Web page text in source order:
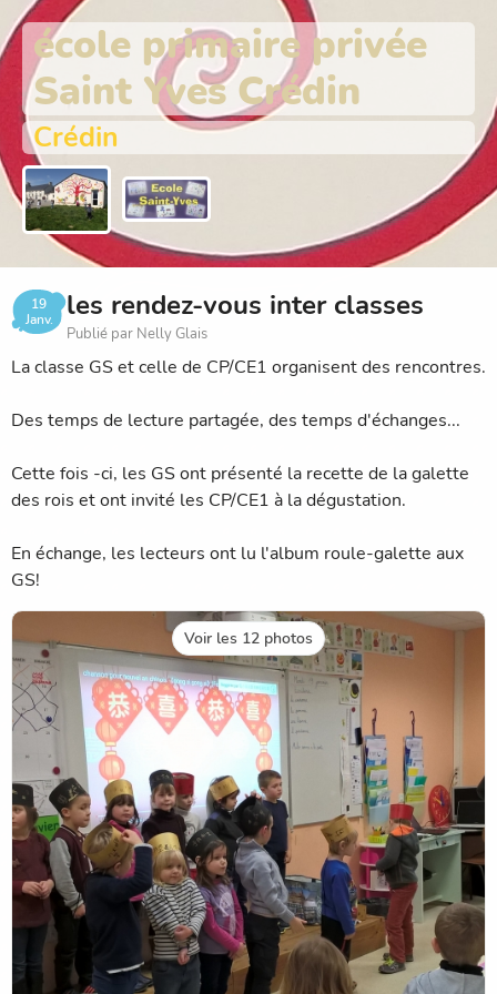
école primaire privée
Saint Yves Crédin
Crédin
19
Janv.
les rendez-vous inter classes
Publié par Nelly Glais
La classe GS et celle de CP/CE1 organisent des rencontres.
Des temps de lecture partagée, des temps d'échanges...
Cette fois -ci, les GS ont présenté la recette de la galette
des rois et ont invité les CP/CE1 à la dégustation.
En échange, les lecteurs ont lu l'album roule-galette aux
GS!
Voir les 12 photos